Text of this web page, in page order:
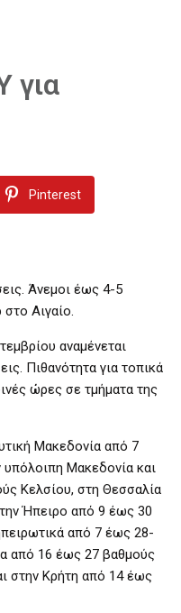
για
Pinterest
Άνεμοι έως 4-5
Αιγαίο.
αναμένεται
Πιθανότητα για τοπικά
ώρες σε τμήματα της
Μακεδονία από 7
Μακεδονία και
Κελσίου, στη Θεσσαλία
Ήπειρο από 9 έως 30
από 7 έως 28-
από 16 έως 27 βαθμούς
στην Κρήτη από 14 έως